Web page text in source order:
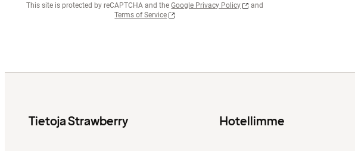
This site is protected by reCAPTCHA and the Google Privacy Policy
and
Terms of Service
Tietoja Strawberry Hotellimme